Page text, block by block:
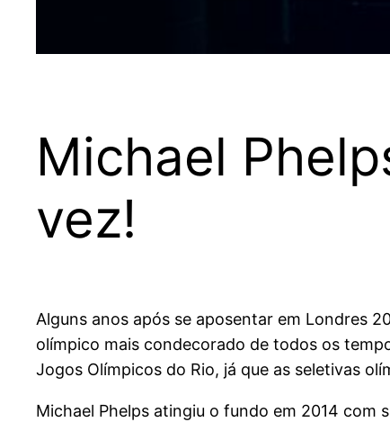
Michael
vez!
Alguns anos após se aposentar em Londres
olímpico mais condecorado de todos os
Jogos Olímpicos do Rio, já que as seletivas
Michael Phelps atingiu o fundo em 2014 com